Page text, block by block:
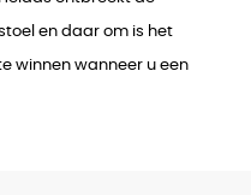
en daar om is het
winnen wanneer u een